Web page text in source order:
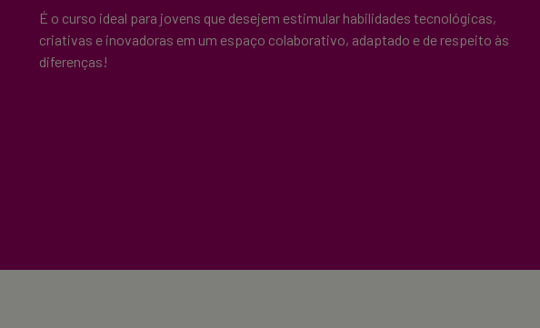
É o curso ideal para jovens que desejem estimular habilidades tecnológicas,
criativas e inovadoras em um espaço colaborativo, adaptado e de respeito às
diferenças!